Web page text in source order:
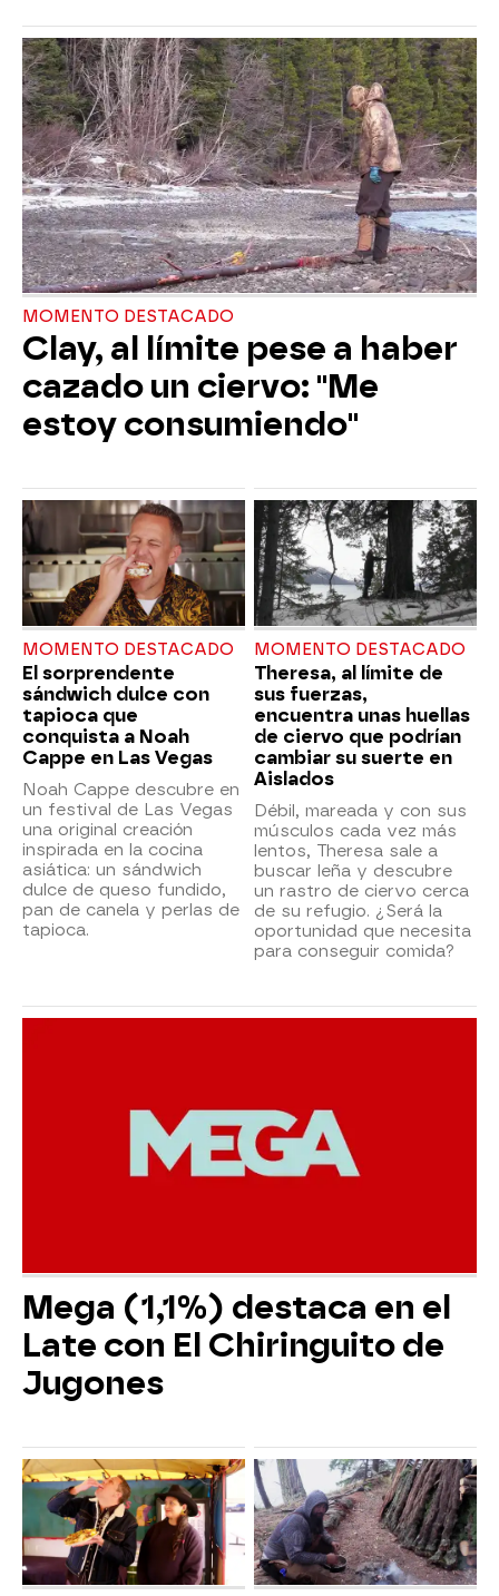
MOMENTO DESTACADO
Clay, al límite pese a haber
cazado un ciervo: "Me
estoy consumiendo"
MOMENTO DESTACADO
El sorprendente
sándwich dulce con
tapioca que
conquista a Noah
Cappe en Las Vegas
Noah Cappe descubre en
un festival de Las Vegas
una original creación
inspirada en la cocina
asiática: un sándwich
dulce de queso fundido,
pan de canela y perlas de
tapioca.
MOMENTO DESTACADO
Theresa, al límite de
sus fuerzas,
encuentra unas huellas
de ciervo que podrían
cambiar su suerte en
Aislados
Débil, mareada y con sus
músculos cada vez más
lentos, Theresa sale a
buscar leña y descubre
un rastro de ciervo cerca
de su refugio. ¿Será la
oportunidad que necesita
para conseguir comida?
Mega (1,1%) destaca en el
Late con El Chiringuito de
Jugones